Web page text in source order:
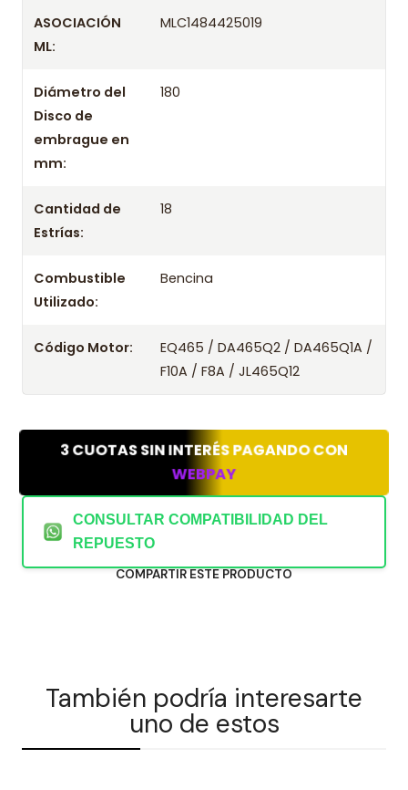
ASOCIACIÓN
ML:
MLC1484425019
Diámetro del
Disco de
embrague en
mm:
180
Cantidad de
Estrías:
18
Combustible
Utilizado:
Bencina
Código Motor:
EQ465 / DA465Q2 / DA465Q1A /
F10A / F8A / JL465Q12
3 CUOTAS SIN INTERÉS PAGANDO CON
WEBPAY
CONSULTAR COMPATIBILIDAD DEL
REPUESTO
COMPARTIR ESTE PRODUCTO
También podría interesarte
uno de estos